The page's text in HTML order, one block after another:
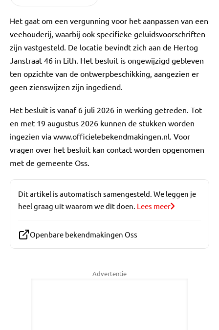
Het gaat om een vergunning voor het aanpassen van een
veehouderij, waarbij ook specifieke geluidsvoorschriften
zijn vastgesteld. De locatie bevindt zich aan de Hertog
Janstraat 46 in Lith. Het besluit is ongewijzigd gebleven
ten opzichte van de ontwerpbeschikking, aangezien er
geen zienswijzen zijn ingediend.
Het besluit is vanaf 6 juli 2026 in werking getreden. Tot
en met 19 augustus 2026 kunnen de stukken worden
ingezien via www.officielebekendmakingen.nl. Voor
vragen over het besluit kan contact worden opgenomen
met de gemeente Oss.
Dit artikel is automatisch samengesteld. We leggen je
heel graag uit waarom we dit doen. Lees meer
Openbare bekendmakingen Oss
Advertentie